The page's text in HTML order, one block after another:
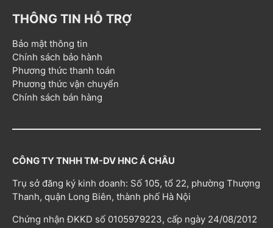
THÔNG TIN HỖ TRỢ
Bảo mật thông tin
Chính sách bảo hành
Phương thức thanh toán
Phương thức vận chuyển
Chính sách bán hàng
CÔNG TY TNHH TM-DV HNC Á CHÂU
Trụ sở đăng ký kinh doanh: Số 105, tổ 22, phường Thượng
Thanh, quận Long Biên, thành phố Hà Nội
Chứng nhận ĐKKD số 0105979223, cấp ngày 24/08/2012